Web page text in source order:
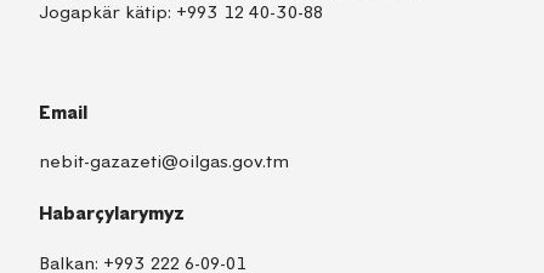
Jogapkär kätip: +993 12 40-30-88
Email
nebit-gazazeti@oilgas.gov.tm
Habarçylarymyz
Balkan: +993 222 6-09-01